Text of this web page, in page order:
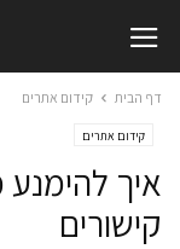
דף הבית קידום אתרים
קידום אתרים
איך
קישורים